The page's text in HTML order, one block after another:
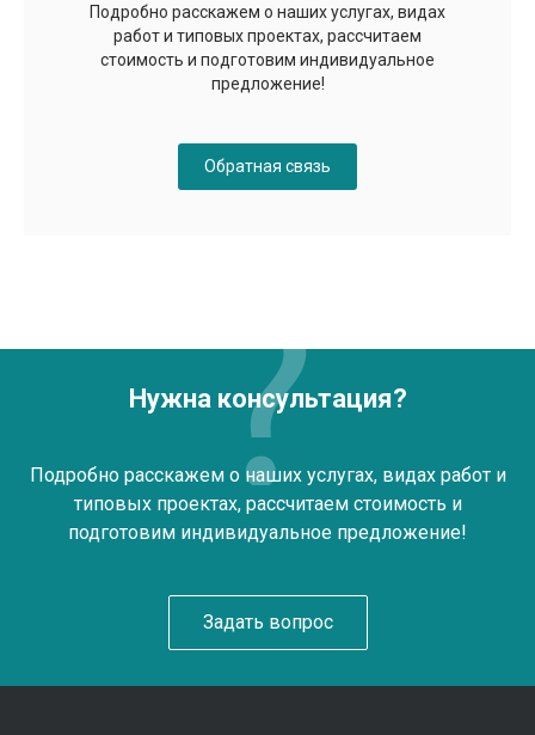
Подробно расскажем о наших услугах, видах
работ и типовых проектах, рассчитаем
стоимость и подготовим индивидуальное
предложение!
Обратная связь
Нужна консультация?
Подробно расскажем о наших услугах, видах работ и
типовых проектах, рассчитаем стоимость и
подготовим индивидуальное предложение!
Задать вопрос